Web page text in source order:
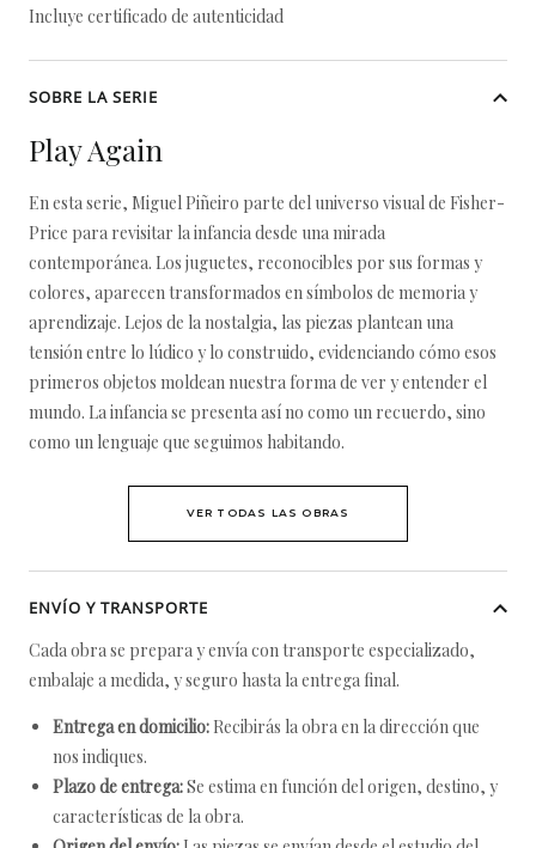
Incluye certificado de autenticidad
SOBRE LA SERIE
Play Again
En esta serie, Miguel Piñeiro parte del universo visual de Fisher-
Price para revisitar la infancia desde una mirada
contemporánea. Los juguetes, reconocibles por sus formas y
colores, aparecen transformados en símbolos de memoria y
aprendizaje. Lejos de la nostalgia, las piezas plantean una
tensión entre lo lúdico y lo construido, evidenciando cómo esos
primeros objetos moldean nuestra forma de ver y entender el
mundo. La infancia se presenta así no como un recuerdo, sino
como un lenguaje que seguimos habitando.
VER TODAS LAS OBRAS
ENVÍO Y TRANSPORTE
Cada obra se prepara y envía con transporte especializado,
embalaje a medida, y seguro hasta la entrega final.
Entrega en domicilio: Recibirás la obra en la dirección que
nos indiques.
Plazo de entrega:Se estima en función del origen, destino, y
características de la obra.